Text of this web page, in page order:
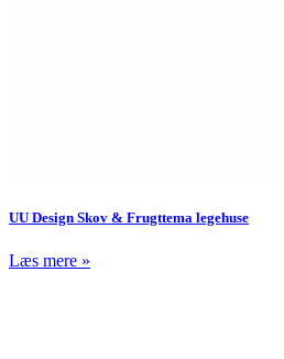
UU Design Skov & Frugttema legehuse
Læs mere »